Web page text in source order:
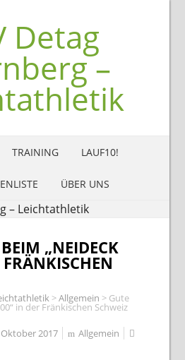
Detag
–
TRAINING LAUF10!
ÜBER UNS
„NEIDECK
>Allgemein > Gute
in der Fränkischen Schweiz
Oktober 2017
Allgemein